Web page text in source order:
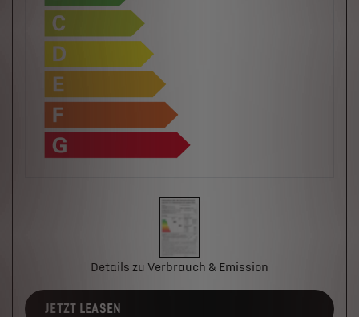
Details zu Verbrauch & Emission
JETZT LEASEN